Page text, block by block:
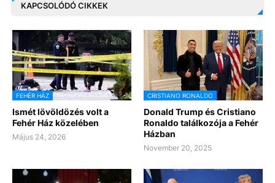
KAPCSOLÓDÓ CIKKEK
FEHÉR HÁZ
Ismét lövöldözés volt a
Fehér Ház közelében
Május 24, 2026
CRISTIANO RONALDO
Donald Trump és Cristiano
Ronaldo találkozója a Fehér
Házban
November 20, 2025